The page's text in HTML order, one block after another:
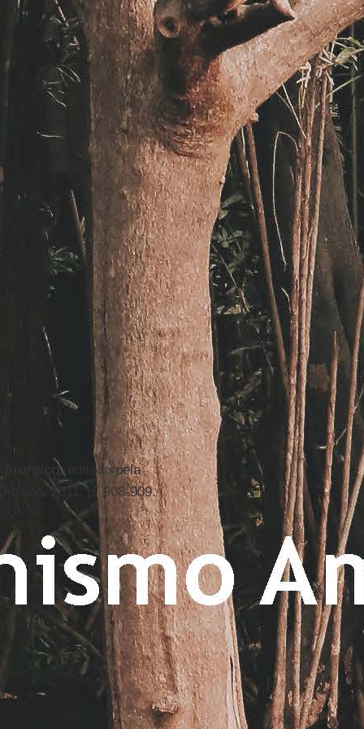
liturgico, editado pela
2011, p. 908-909.